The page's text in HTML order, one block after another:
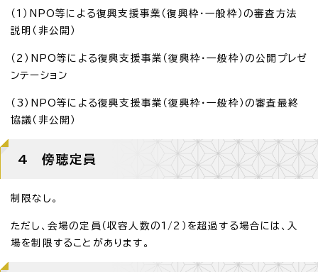
（1）NPO等による復興支援事業（復興枠・一般枠）の審査方法
説明（非公開）
（2）NPO等による復興支援事業（復興枠・一般枠）の公開プレゼ
ンテーション
（3）NPO等による復興支援事業（復興枠・一般枠）の審査最終
協議（非公開）
4 傍聴定員
制限なし。
ただし、会場の定員（収容人数の1/2）を超過する場合には、入
場を制限することがあります。